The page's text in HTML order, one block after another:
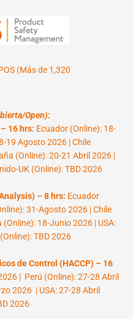
(Más de 1,320
Open):
16 hrs: Ecuador (Online): 18-
19 Agosto 2026 | Chile
(Online): 20-21 Abril 2026 |
UK (Online): TBD 2026
– 8 hrs: Ecuador
31-Agosto 2026 | Chile
18-Junio 2026 | USA:
TBD 2026
de Control (HACCP) – 16
| Perú (Online): 27-28 Abril
2026 | USA: 27-28 Abril
2026